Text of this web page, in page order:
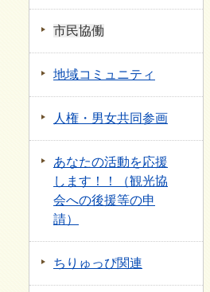
市民協働
地域コミュニティ
人権・男女共同参画
あなたの活動を応援
します！！（観光協
会への後援等の申
請）
ちりゅっぴ関連